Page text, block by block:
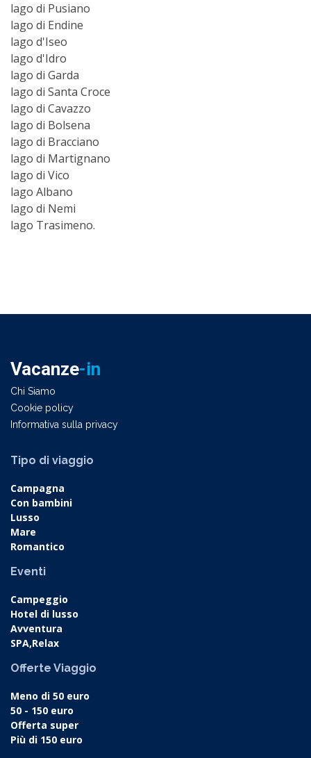
lago di Pusiano
lago di Endine
lago d'Iseo
lago d'Idro
lago di Garda
lago di Santa Croce
lago di Cavazzo
lago di Bolsena
lago di Bracciano
lago di Martignano
lago di Vico
lago Albano
lago di Nemi
lago Trasimeno.
Vacanze-in
Chi Siamo
Cookie policy
Informativa sulla privacy
Tipo di viaggio
Campagna
Con bambini
Lusso
Mare
Romantico
Eventi
Campeggio
Hotel di lusso
Avventura
SPA,Relax
Offerte Viaggio
Meno di 50 euro
50 - 150 euro
Offerta super
Più di 150 euro